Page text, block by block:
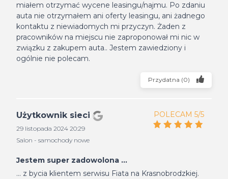
miałem otrzymać wycene leasingu/najmu. Po zdaniu
auta nie otrzymałem ani oferty leasingu, ani żadnego
kontaktu z niewiadomych mi przyczyn. Żaden z
pracowników na miejscu nie zaproponował mi nic w
związku z zakupem auta.. Jestem zawiedziony i
ogólnie nie polecam.
Przydatna (0)
Użytkownik sieci
29 listopada 2024 20:29
Salon - samochody nowe
POLECAM 5/5
Jestem super zadowolona ...
... z bycia klientem serwisu Fiata na Krasnobrodzkiej.